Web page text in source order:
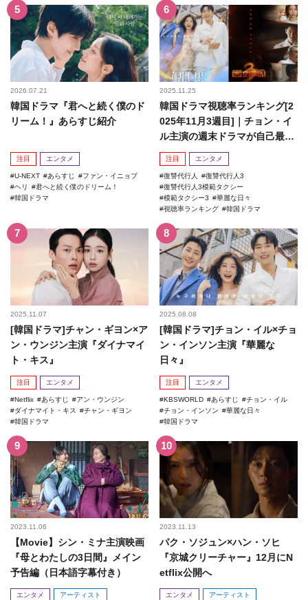
2026.07.21
韓国ドラマ『君へと続く僕のド
リーム！』あらすじ紹介
注目 エンタメ
U-NEXT あらすじ
ファン・イニョプ
ヘリ
君へと続く僕のドリーム！
韓国ドラマ
2025.11.25
韓国ドラマ視聴率ランキング[2
025年11月3週目]｜チョン・イ
ル主演の週末ドラマが自己最高
記録を更新！
注目 エンタメ
復讐代行人
復讐代行人3
復讐代行人3模範タクシー
模範タクシー3
華麗な日々
視聴率ランキング
韓国ドラマ
2025.11.07
[韓国ドラマ]チャン・ギヨン×ア
ン・ウンジン主演『ダイナマイ
ト・キス』
注目 エンタメ
Netflix あらすじ
アン・ウンジン
ダイナマイト・キス
チャン・ギヨン
韓国ドラマ
2025.08.08
[韓国ドラマ]チョン・イル×チョ
ン・インソン主演『華麗な
日々』
注目 エンタメ
KBSWORLD あらすじ
チョン・イル
チョン・インソン
華麗な日々
韓国ドラマ
2023.11.06
【Movie】シン・ミナ主演映画
『母とわたしの3日間』メイン
予告編（日本語字幕付き）
エンタメ アーティスト
2023.11.13
パク・ソジュン×ハン・ソヒ
『京城クリーチャー』12月にN
etflix公開へ
エンタメ アーティスト